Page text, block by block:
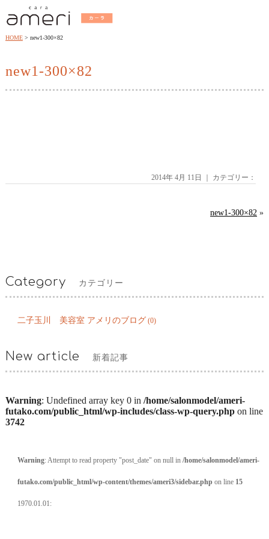
HOME new1-300×82
new1-300×82
2014年 4月 11日 ｜ カテゴリー：
new1-300×82 »
Category カテゴリー
二子玉川 美容室 アメリのブログ (0)
New article 新着記事
Warning: Undefined array key 0 in /home/salonmodel/ameri-
futako.com/public_html/wp-includes/class-wp-query.phpon line
3742
Warning: Attempt to read property "post_date" on null in /home/salonmodel/ameri-
futako.com/public_html/wp-content/themes/ameri3/sidebar.php on line 15
1970.01.01: